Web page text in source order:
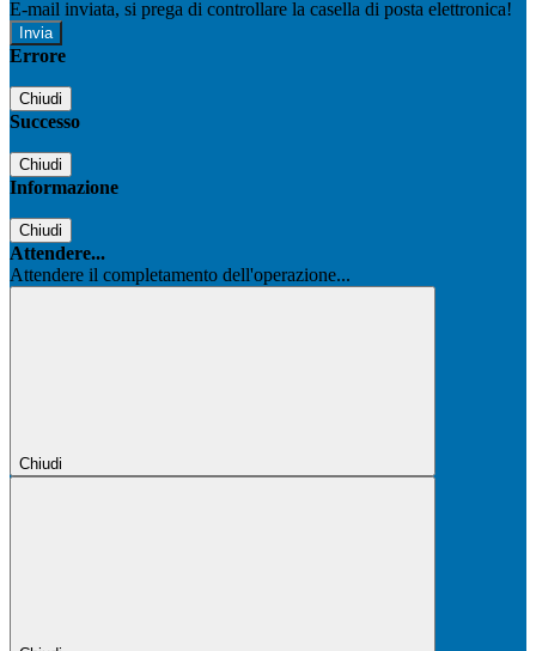
E-mail inviata, si prega di controllare la casella di posta elettronica!
Errore
Chiudi
Successo
Chiudi
Informazione
Chiudi
Attendere...
Attendere il completamento dell'operazione...
Chiudi